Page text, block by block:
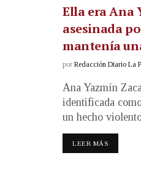
Ella era Ana
asesinada
mantenía
por Redacción Diario La
Ana Yazmín
identificada
un hecho
LEER MÁS